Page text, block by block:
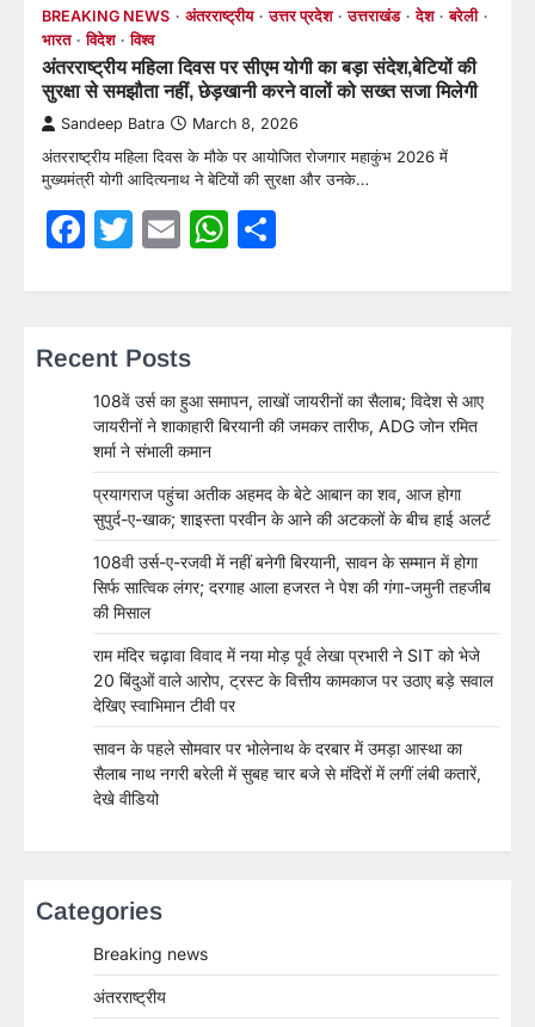
BREAKING NEWS अंतरराष्ट्रीय उत्तर प्रदेश उत्तराखंड देश
बरेली
भारत
विदेश विश्व
अंतरराष्ट्रीय महिला दिवस पर सीएम योगी का बड़ा संदेश,बेटियों की
सुरक्षा से समझौता नहीं, छेड़खानी करने वालों को सख्त सजा मिलेगी
Sandeep Batra March 8, 2026
अंतरराष्ट्रीय महिला दिवस के मौके पर आयोजित रोजगार महाकुंभ 2026 में
मुख्यमंत्री योगी आदित्यनाथ ने बेटियों की सुरक्षा और उनके…
Facebook
Twitter
EmailWhatsApp
Recent Posts
108वें उर्स का हुआ समापन, लाखों जायरीनों का सैलाब; विदेश से आए
जायरीनों ने शाकाहारी बिरयानी की जमकर तारीफ, ADG जोन रमित
शर्मा ने संभाली कमान
प्रयागराज पहुंचा अतीक अहमद के बेटे आबान का शव, आज होगा
सुपुर्द-ए-खाक; शाइस्ता परवीन के आने की अटकलों के बीच हाई अलर्ट
108वी उर्स-ए-रजवी में नहीं बनेगी बिरयानी, सावन के सम्मान में होगा
सिर्फ सात्विक लंगर; दरगाह आला हजरत ने पेश की गंगा-जमुनी तहजीब
की मिसाल
राम मंदिर चढ़ावा विवाद में नया मोड़ पूर्व लेखा प्रभारी ने SIT को भेजे
20 बिंदुओं वाले आरोप, ट्रस्ट के वित्तीय कामकाज पर उठाए बड़े सवाल
देखिए स्वाभिमान टीवी पर
सावन के पहले सोमवार पर भोलेनाथ के दरबार में उमड़ा आस्था का
सैलाब नाथ नगरी बरेली में सुबह चार बजे से मंदिरों में लगीं लंबी कतारें,
देखे वीडियो
Categories
Breaking news
अंतरराष्ट्रीय